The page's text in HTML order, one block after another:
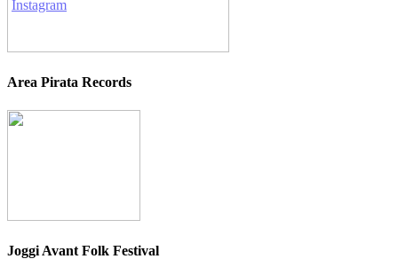
Area Pirata Records
Joggi Avant Folk Festival